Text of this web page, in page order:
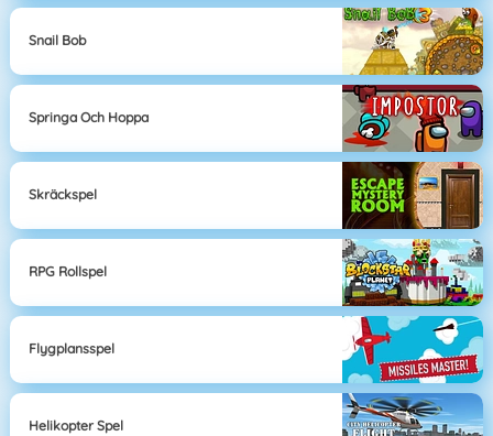
Snail Bob
Springa Och Hoppa
Skräckspel
RPG Rollspel
Flygplansspel
Helikopter Spel